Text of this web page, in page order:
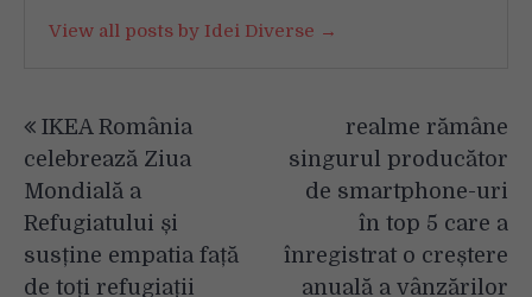
View all posts by Idei Diverse →
în
articole
IKEA România
celebrează Ziua
Mondială a
Refugiatului și
susține empatia față
de toți refugiații
realme rămâne
singurul producător
de smartphone-uri
în top 5 care a
înregistrat o creștere
anuală a vânzărilor